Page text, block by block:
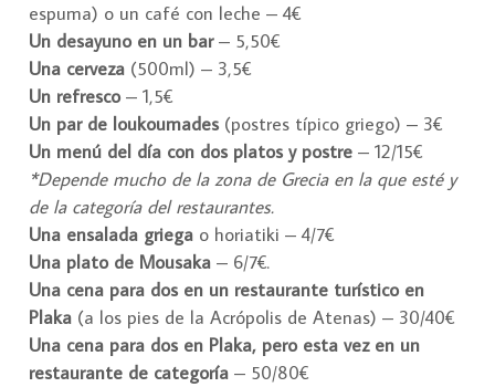
espuma) o un café con leche – 4€
Un desayuno en un bar– 5,50€
Una cerveza (500ml) – 3,5€
Un refresco – 1,5€
Un par de loukoumades (postres típico griego) – 3€
Un menú del día con dos platos y postre – 12/15€
*Depende mucho de la zona de Grecia en la que esté y
de la categoría del restaurantes.
Una ensalada griega o horiatiki – 4/7€
Una plato de Mousaka – 6/7€.
Una cena para dos en un restaurante turístico en
Plaka (a los pies de la Acrópolis de Atenas) – 30/40€
Una cena para dos en Plaka, pero esta vez en un
restaurante de categoría – 50/80€